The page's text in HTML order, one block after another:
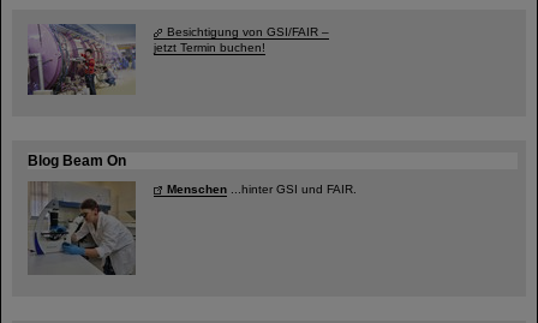
Besichtigung von GSI/FAIR –
jetzt Termin buchen!
Blog Beam On
Menschen ...hinter GSI und FAIR.